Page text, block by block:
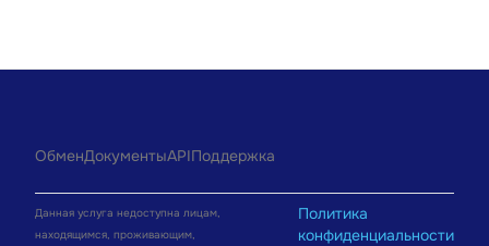
ОбменДокументыAPIПоддержка
Данная услуга недоступна лицам,
находящимся, проживающим,
Политика
конфиденциальности